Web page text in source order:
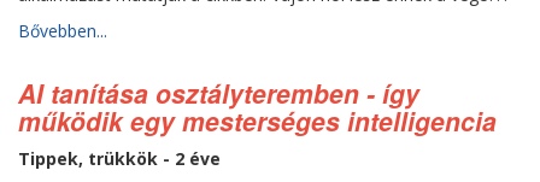
Bővebben...
AI tanítása osztályteremben - így
működik egy mesterséges intelligencia
Tippek, trükkök - 2 éve